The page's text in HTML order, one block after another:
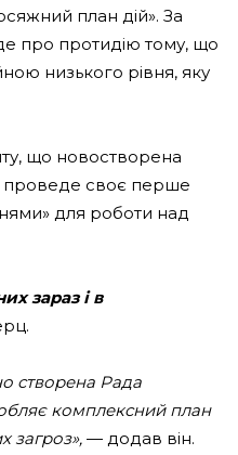
план дій». За
про протидію тому, що
низького рівня, яку
що новостворена
проведе своє перше
для роботи над
зараз і в
створена Рада
комплексний план
загроз», — додав він.